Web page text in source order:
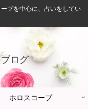
プを中心に、占いをしてい
ログ
ホロスコープ